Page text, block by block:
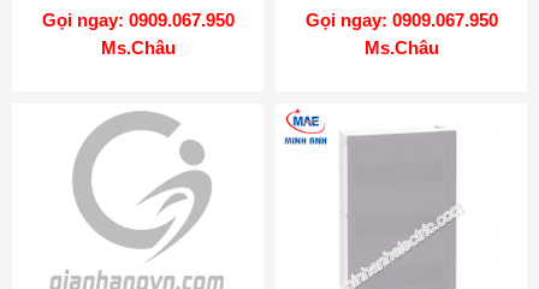
Gọi ngay: 0909.067.950
Ms.Châu
Gọi ngay: 0909.067.950
Ms.Châu